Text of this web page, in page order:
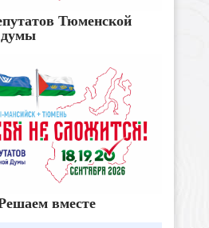
Тюменской
думы
вместе